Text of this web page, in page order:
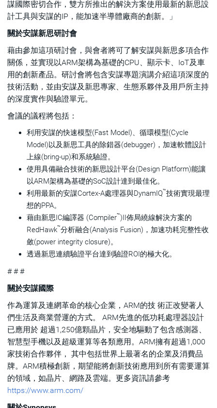
謀國際密切合作，雙方所推出的解決方案使用最新的新思設
計工具與安謀的IP，能加速半導體廠商的創新。」
關於安謀新思研討會
藉由參加這項研討會，與會者將可了解安謀與新思多項合作
關係，並實現以ARM架構為基礎的CPU、顯示卡、IoT及車
用的創新產品。研討會將包含安謀專題演講介紹這項深度的
技術活動，並由安謀及新思專家、生態系夥伴及用戶所主持
的深度實作與驗證單元。
會議的議程將包括：
利用安謀的快速模型(Fast Model)、循環模型(Cycle
Model)以及新思工具的除錯器(debugger)，加速軟體設計
上線(bring-up)和系統驗證。
使用具備融合技術的新思設計平台(Design Platform)能讓
以ARM架構為基礎的SoC設計達到最佳化。
利用最新的安謀Cortex-A處理器與DynamIQ™技術實現最理
想的PPA。
藉由新思IC編譯器 (Compiler™)II佈局繞線解決方案的
RedHawk™分析融合(Analysis Fusion)，加速功耗完整性收
斂(power integrity closure)。
透過新思連續驗證平台達到驗證ROI的極大化。
# # #
關於安謀國際
作為運算及連網革命的核心企業，ARM的技 術正改變著人
們生活及商業營運的方式。 ARM先進的低功耗處理器設計
已應用於 超過1,250億顆晶片，安全地驅動了包含感測器、
智慧型手機以及超級運算等各類應用。ARM擁有超過1,000
家技術合作夥伴， 其中包括世界上最著名的企業及消費品
牌。ARM積極創新，期望能將創新技術應用到所有需要運算
的領域，如晶片、網路及雲端。更多資訊請參考
https://www.arm.com/